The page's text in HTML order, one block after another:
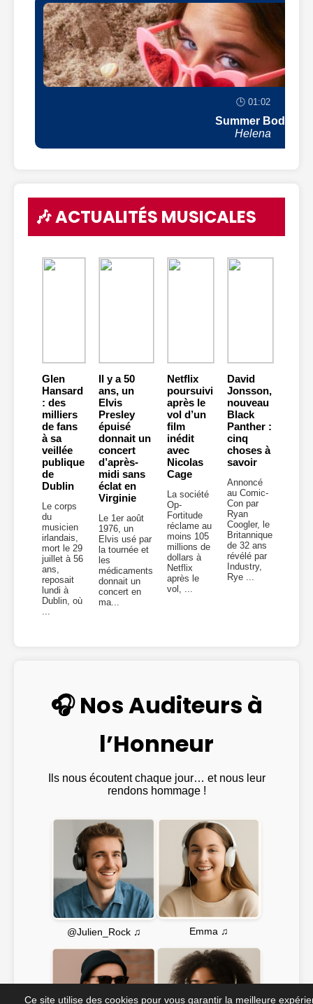
🕒 01:02
Summer Body
Helena
🎶 ACTUALITÉS MUSICALES
Glen
Hansard
: des
milliers
de fans
à sa
veillée
publique
de
Dublin
Le corps
du
musicien
irlandais,
mort le 29
juillet à 56
ans,
reposait
lundi à
Dublin, où
...
Il y a 50
ans, un
Elvis
Presley
épuisé
donnait un
concert
d’après-
midi sans
éclat en
Virginie
Le 1er août
1976, un
Elvis usé par
la tournée et
les
médicaments
donnait un
concert en
ma...
Netflix
poursuivi
après le
vol d’un
film
inédit
avec
Nicolas
Cage
La société
Op-
Fortitude
réclame au
moins 105
millions de
dollars à
Netflix
après le
vol, ...
David
Jonsson,
nouveau
Black
Panther :
cinq
choses à
savoir
Annoncé
au Comic-
Con par
Ryan
Coogler, le
Britannique
de 32 ans
révélé par
Industry,
Rye ...
🎧 Nos Auditeurs à
l’Honneur
Ils nous écoutent chaque jour… et nous leur
rendons hommage !
@Julien_Rock ♫ Emma ♫
Ce site utilise des cookies pour vous garantir la meilleure